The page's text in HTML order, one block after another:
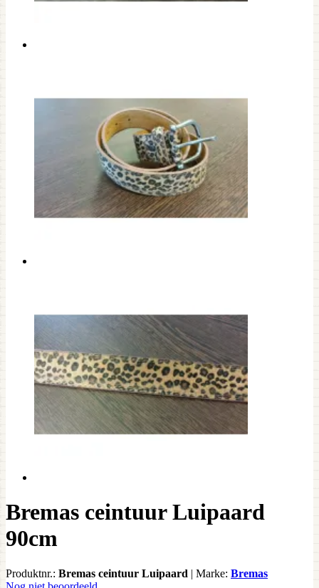
Bremas ceintuur Luipaard
90cm
Produktnr.: Bremas ceintuur Luipaard | Marke: Bremas